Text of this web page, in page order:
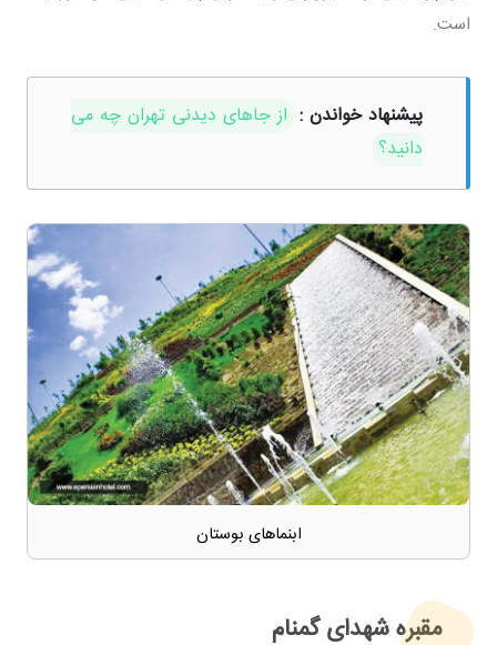
است.
پیشنهاد خواندن : از جاهای دیدنی تهران چه می
دانید؟
ابنماهای بوستان
مقبره شهدای گمنام